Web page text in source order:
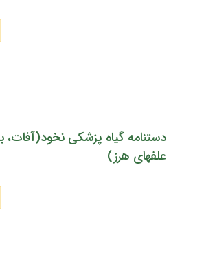
دستنامه گیاه پزشکی نخود(آفات،
علفهای هرز)